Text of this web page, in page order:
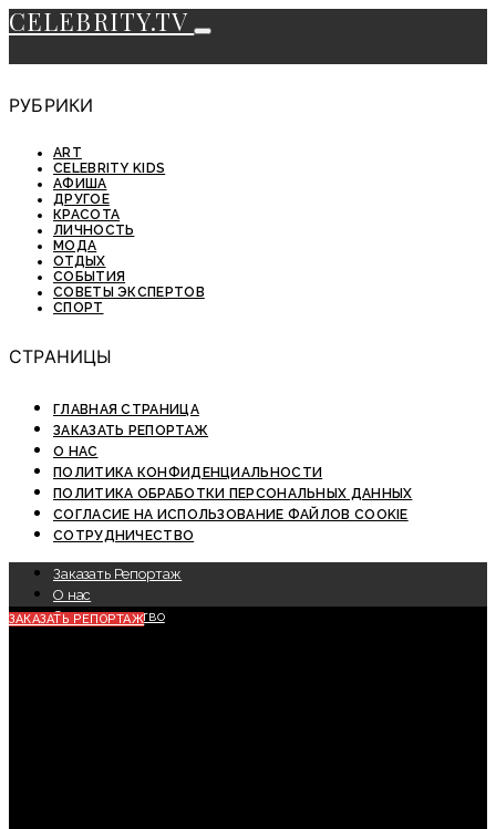
CELEBRITY.TV
РУБРИКИ
ART
CELEBRITY KIDS
АФИША
ДРУГОЕ
КРАСОТА
ЛИЧНОСТЬ
МОДА
ОТДЫХ
СОБЫТИЯ
СОВЕТЫ ЭКСПЕРТОВ
СПОРТ
СТРАНИЦЫ
ГЛАВНАЯ СТРАНИЦА
ЗАКАЗАТЬ РЕПОРТАЖ
О НАС
ПОЛИТИКА КОНФИДЕНЦИАЛЬНОСТИ
ПОЛИТИКА ОБРАБОТКИ ПЕРСОНАЛЬНЫХ ДАННЫХ
СОГЛАСИЕ НА ИСПОЛЬЗОВАНИЕ ФАЙЛОВ COOKIE
СОТРУДНИЧЕСТВО
Заказать Репортаж
О нас
Сотрудничество
ЗАКАЗАТЬ РЕПОРТАЖ